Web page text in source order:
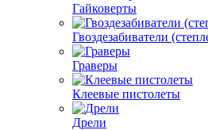
Гайковерты
Гвоздезабиватели
Граверы
Клеевые пистолеты
Дрели